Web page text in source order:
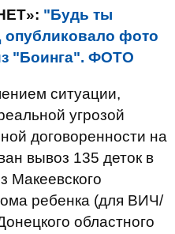
"Будь ты
опубликовало фото
"Боинга". ФОТО
ситуации,
угрозой
договоренности на
вывоз 135 деток в
Макеевского
ребенка (для ВИЧ/
областного